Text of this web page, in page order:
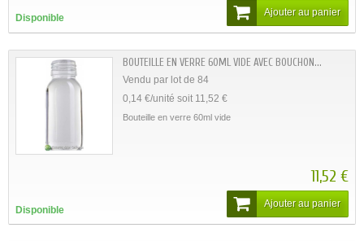
Disponible
Ajouter au panier
BOUTEILLE EN VERRE 60ML VIDE AVEC BOUCHON...
Vendu par lot de 84
0,14 €/unité soit 11,52 €
Bouteille en verre 60ml vide
11,52 €
Disponible
Ajouter au panier